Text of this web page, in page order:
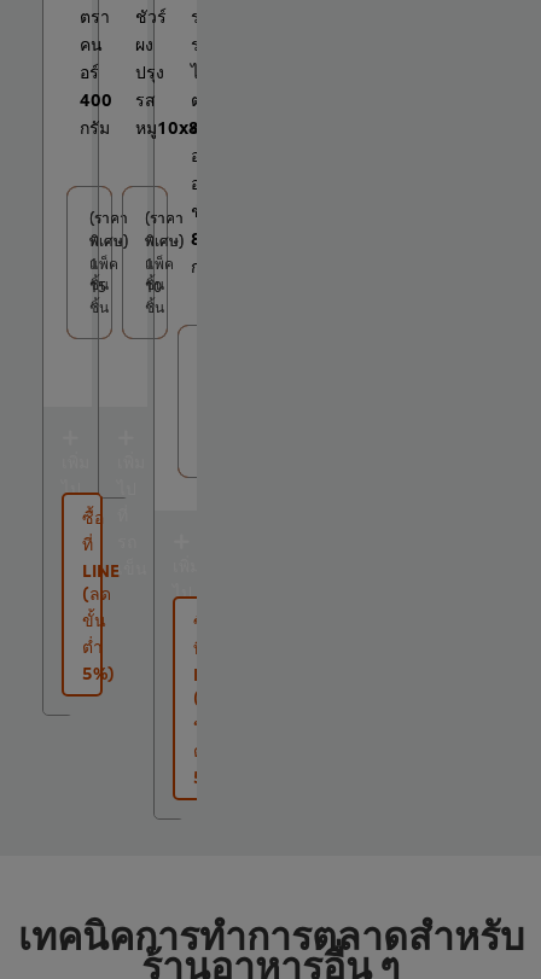
ตรา
คน
อร์
400
กรัม
(ราคา
พิเศษ)
1
ชิ้น
(ราคา
พิเศษ)
แพ็ค
15
ชิ้น
เข็น
ซื้อ
ที่
LINE
(ลด
ขั้น
ต่ำ
5%)
ชัวร์
ผง
ปรุง
รส
หมู10x800ก
(ราคา
พิเศษ)
1
ชิ้น
(ราคา
พิเศษ)
แพ็ค
10
ชิ้น
เข็น
รส
รส
ไก่
ตรา
คน
อร์
อร่อย
ชัวร์
800
กรัม
เข็น
ซื้อ
ที่
LINE
(ลด
ขั้น
ต่ำ
5%)
เทคนิคการทำการตลาดสำหรับ